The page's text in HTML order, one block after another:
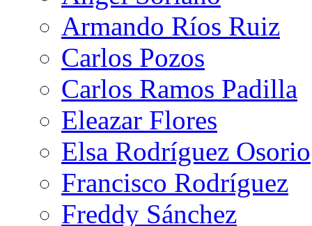
Armando Ríos Ruiz
Carlos Pozos
Carlos Ramos Padilla
Eleazar Flores
Elsa Rodríguez Osorio
Francisco Rodríguez
Freddy Sánchez